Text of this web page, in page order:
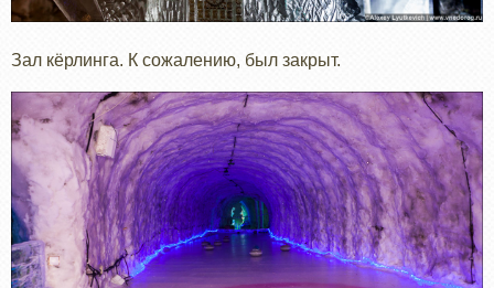
Зал кёрлинга. К сожалению, был закрыт.